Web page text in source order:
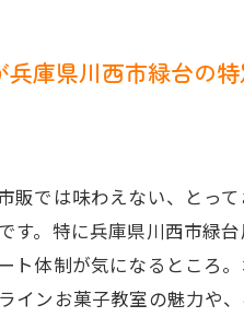
庫県川西市緑台の
では味わえない、とっ
。特に兵庫県川西市緑
体制が気になるところ
ンお菓子教室の魅力や